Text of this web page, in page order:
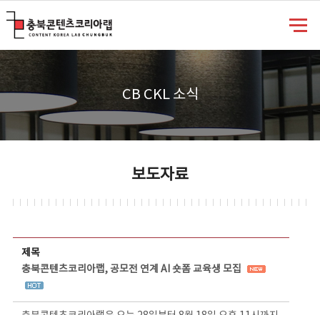
CB CKL 소식
보도자료
제목
충북콘텐츠코리아랩, 공모전 연계 AI 숏폼 교육생 모집